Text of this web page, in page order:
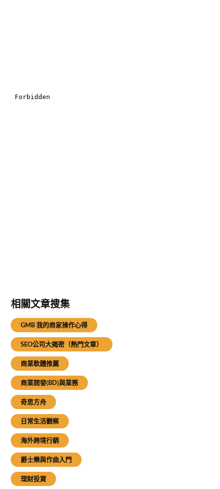
相關文章搜集
GMB 我的商家操作心得
SEO公司大揭密（熱門文章）
商業軟體推薦
商業開發(BD)與業務
奇思方舟
日常生活觀察
海外跨境行銷
爵士樂與作曲入門
理財投資